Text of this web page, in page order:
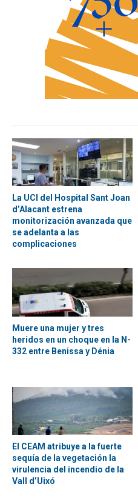
La UCI del Hospital Sant Joan
d’Alacant estrena
monitorización avanzada que
se adelanta a las
complicaciones
Muere una mujer y tres
heridos en un choque en la N-
332 entre Benissa y Dénia
El CEAM atribuye a la fuerte
sequía de la vegetación la
virulencia del incendio de la
Vall d’Uixó